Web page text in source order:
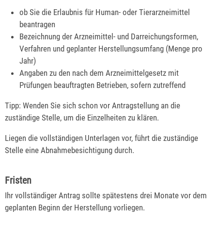
ob Sie die Erlaubnis für Human- oder Tierarzneimittel
beantragen
Bezeichnung der Arzneimittel- und Darreichungsformen,
Verfahren und geplanter Herstellungsumfang (Menge pro
Jahr)
Angaben zu den nach dem Arzneimittelgesetz mit
Prüfungen beauftragten Betrieben, sofern zutreffend
Tipp: Wenden Sie sich schon vor Antragstellung an die
zuständige Stelle, um die Einze lheiten zu klären.
Liegen die vollständigen Unterlagen vor, führt die zuständige
Stelle eine Abnahmebesichtigung durch.
Fristen
Ihr vollständiger Antrag sollte spätestens drei Monate vor dem
geplanten Beginn der Herstellung vorliegen.